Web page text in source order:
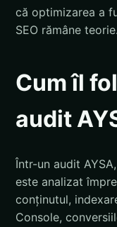
că optimizarea a
SEO rămâne teorie.
Cum îl
audit
Într-un audit
este analizat
conținutul,
Console,